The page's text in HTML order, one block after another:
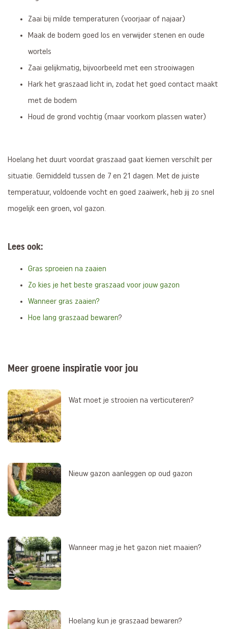
Zaai bij milde temperaturen (voorjaar of najaar)
Maak de bodem goed los en verwijder stenen en oude
wortels
Zaai gelijkmatig, bijvoorbeeld met een strooiwagen
Hark het graszaad licht in, zodat het goed contact maakt
met de bodem
Houd de grond vochtig (maar voorkom plassen water)
Hoelang het duurt voordat graszaad gaat kiemen verschilt per
situatie. Gemiddeld tussen de 7 en 21 dagen. Met de juiste
temperatuur, voldoende vocht en goed zaaiwerk, heb jij zo snel
mogelijk een groen, vol gazon.
Lees ook:
Gras sproeien na zaaien
Zo kies je het beste graszaad voor jouw gazon
Wanneer gras zaaien?
Hoe lang graszaad bewaren?
Meer groene inspiratie voor jou
Wat moet je strooien na verticuteren?
Nieuw gazon aanleggen op oud gazon
Wanneer mag je het gazon niet maaien?
Hoelang kun je graszaad bewaren?